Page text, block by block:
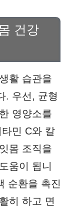
건강
활 습관을
. 우선, 균형
영양소를
민 C와 칼
몸 조직을
움이 됩니
순환을 촉진
히 하고 면